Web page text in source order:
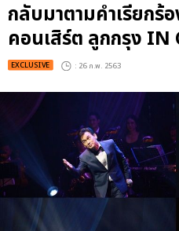
กลับมาตามคำเรียกร้
คอนเสิร์ต ลูกกรุง IN
EXCLUSIVE : 26 ก.พ. 2563